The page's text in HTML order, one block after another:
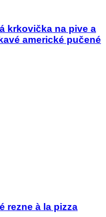
krkovička na pive a
americké pučené
rezne à la pizza